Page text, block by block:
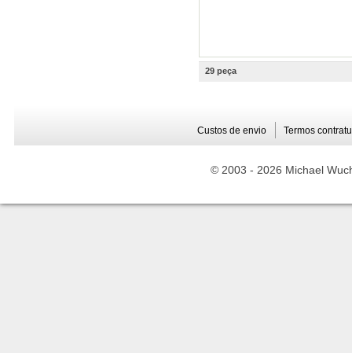
29 peça
Custos de envio Termos
© 2003 - 2026 Michael